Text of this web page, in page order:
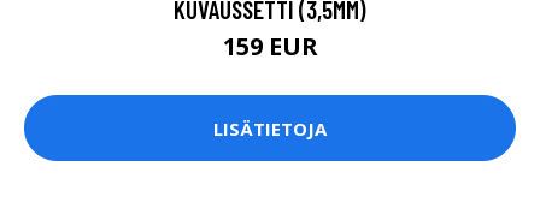
KUVAUSSETTI (3,5MM)
159 EUR
LISÄTIETOJA